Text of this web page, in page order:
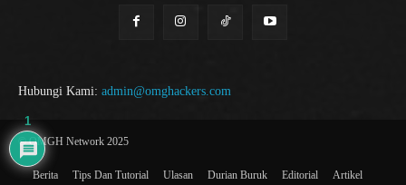
Hubungi Kami: admin@omghackers.com
© OMGH Network 2025
Berita Tips Dan Tutorial Ulasan Durian Buruk Editorial Artikel
1